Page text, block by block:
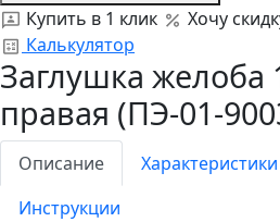
Купить в 1 клик
Хочу
Калькулятор
Заглушка желоба
правая (ПЭ-01-
Описание Характеристики
Инструкции